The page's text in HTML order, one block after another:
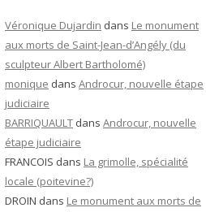
Véronique Dujardin dans Le monument
aux morts de Saint-Jean-d’Angély (du
sculpteur Albert Bartholomé)
monique dans Androcur, nouvelle étape
judiciaire
BARRIQUAULT dans Androcur, nouvelle
étape judiciaire
FRANCOIS dans La grimolle, spécialité
locale (poitevine?)
DROIN dans Le monument aux morts de